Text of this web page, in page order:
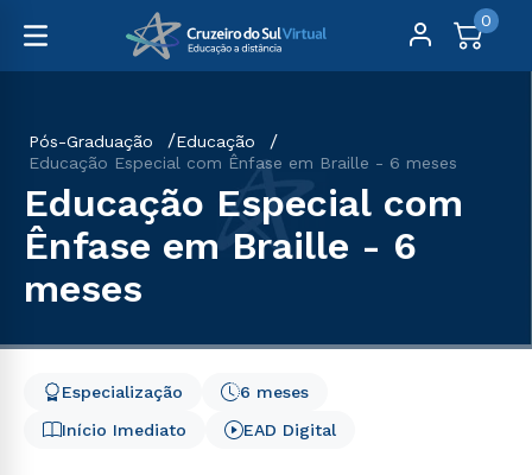
0
Pós-Graduação
Educação
Educação Especial com Ênfase em Braille - 6 meses
Educação Especial com
Ênfase em Braille - 6
meses
Início Imediato
6 meses
Especialização
EAD Digital